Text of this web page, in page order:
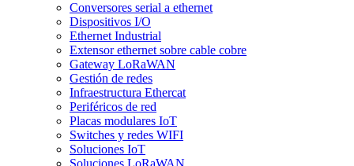
Conversores serial a ethernet
Dispositivos I/O
Ethernet Industrial
Extensor ethernet sobre cable cobre
Gateway LoRaWAN
Gestión de redes
Infraestructura Ethercat
Periféricos de red
Placas modulares IoT
Switches y redes WIFI
Soluciones IoT